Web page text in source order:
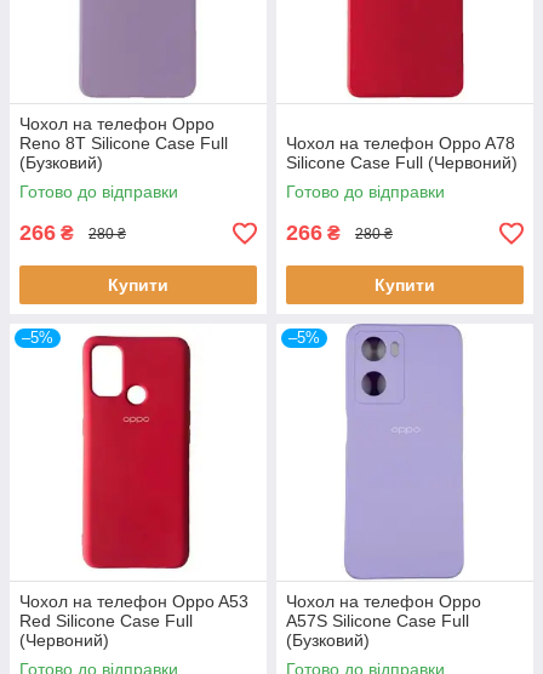
Чохол на телефон Oppo
Reno 8T Silicone Case Full
(Бузковий)
Готово до відправки
266 ₴ 280 ₴
Купити
Чохол на телефон Oppo A78
Silicone Case Full (Червоний)
Готово до відправки
266 ₴ 280 ₴
Купити
–5%
Чохол на телефон Oppo A53
Red Silicone Case Full
(Червоний)
Готово до відправки
–5%
Чохол на телефон Oppo
A57S Silicone Case Full
(Бузковий)
Готово до відправки